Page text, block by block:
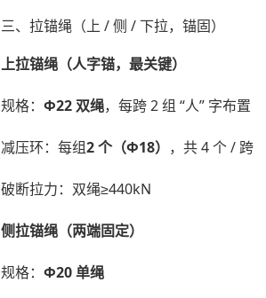
三、拉锚绳（上 / 侧 / 下拉，锚固）
上拉锚绳（人字锚，最关键）
规格： Φ22 双绳，每跨 2 组 “人” 字布置
减压环：每组2 个（Φ18） ，共 4 个 / 跨
破断拉力：双绳≥440kN
侧拉锚绳（两端固定）
规格： Φ20 单绳